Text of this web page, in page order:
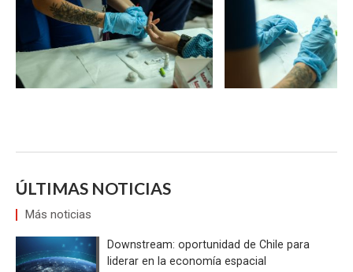
ÚLTIMAS NOTICIAS
Más noticias
Downstream: oportunidad de Chile para
liderar en la economía espacial